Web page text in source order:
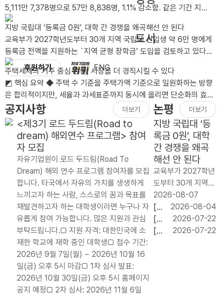
도서
후원하기 ENG
상 등) 제작이 가능한 분 - 발대식 및 수료식(비대면)에 참석 가능한
분 *발대식 일시/장소: 2026년 8월 28일 금요일 오후 1시 / 선유
도역 8번 출구 인근 어반322 5층 푸른홀 *불참시 서포터즈 자격이
박탈됩니다. 2. 모집인원 ㅇ 총 00명 3. 활동기간 ..
5,111만 7,378명으로 57만 8,838명, 1.1% 감소함. 같은 기간 지방
공무원 정원은 30만 7,566명에서 38만 4,155..
지방 국립대 ‘등록금 0원’, 대학 간 경쟁을 왜곡해선 안 된다
교육부가 2027학년도부터 30개 지역 국립대 신입생 약 6만 명에게
등록금 전액을 지원하는 `지역 균형 장학금’ 도입을 검토하고 있다.
연간 지원 규모는 약 2천억 원이..
주택세제의 거주 중심 전환, 시장을 더 경직시킬 수 있다
◩ 핵심 요약 ◆ 주택 수 기준을 주택가액 기준으로 일원화하는 방향
은 합리적이지만, 세율과 과세표준까지 동시에 올리면 단순화의 효과
가 상쇄될 수 있음.◆ 장기..
공지사항 더보기
<제3기 로드 두드림(Road to
dream) 해외연수 프로그램> 참여
자 모집
자유기업원이 로드 두드림(Road To
Dream) 해외 연수 프로그램 참여자를 모집
합니다. 타국에서 자유의 가치를 생생하게
느끼고자 하는 사람, 스스로의 꿈과 목표를
재발견하고자 하는 대학생이라면 누구나 자
유롭게 참여 가능합니다. 많은 지원과 관심
부탁드립니다.□ 지원 자격: 대한민국에 소
재한 학교에 재학 중인 대학생□ 접수 기간:
2026년 9월 7일(월) ~ 2026년 10월 16
일(금) 오후 5시 마감□ 1차 심사 발표:
2026년 10월 30일(금) 오후 5시 홈페이지
공지 예정□ 2차 심사: 2026년 11월 6일
논평 더보기
지방 국립대 ‘등
록금 0원’, 대학
간 경쟁을 왜곡
해선 안 된다
교육부가 2027학년
도부터 30개 지역
국립대 신입생 약 6
만 명에게 등록금 전
액을 지원하는 `지
역 균형 장학금’ 도
2026-08-07
[논
평]
임
2026-08-04
[논
평]
2026-07-22
[논
2026-07-22